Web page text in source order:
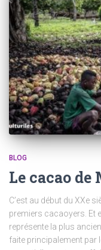
BLOG
Le cacao de
C’est au début du XXe
premiers cacaoyers. Et
représente la plus
faite principalement par